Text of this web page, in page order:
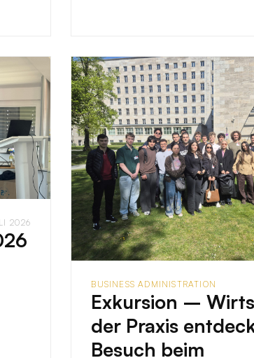
2026
BUSINESS ADMINISTRATION
Exkursion –
der Praxis
Besuch beim